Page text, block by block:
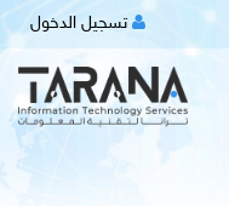
تسجيل الدخول